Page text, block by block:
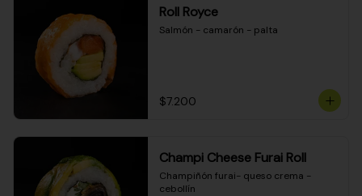
Roll Royce
Salmón - camarón - palta
$7.200
Champi Cheese Furai Roll
Champiñón furai- queso crema -
cebollín